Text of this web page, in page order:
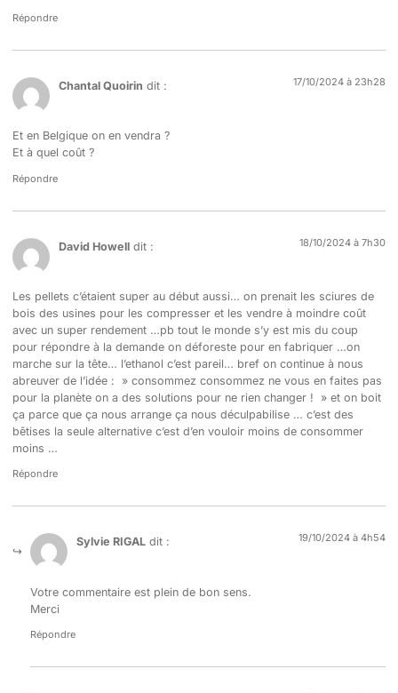
Répondre
Chantal Quoirin dit : 17/10/2024 à 23h28
Et en Belgique on en vendra ?
Et à quel coût ?
Répondre
David Howell dit : 18/10/2024 à 7h30
Les pellets c’étaient super au début aussi… on prenait les sciures de
bois des usines pour les compresser et les vendre à moindre coût
avec un super rendement …pb tout le monde s’y est mis du coup
pour répondre à la demande on déforeste pour en fabriquer …on
marche sur la tête… l’ethanol c’est pareil… bref on continue à nous
abreuver de l’idée : » consommez consommez ne vous en faites pas
pour la planète on a des solutions pour ne rien changer ! » et on boit
ça parce que ça nous arrange ça nous déculpabilise … c’est des
bêtises la seule alternative c’est d’en vouloir moins de consommer
moins …
Répondre
Sylvie RIGAL dit : 19/10/2024 à 4h54
Votre commentaire est plein de bon sens.
Merci
Répondre